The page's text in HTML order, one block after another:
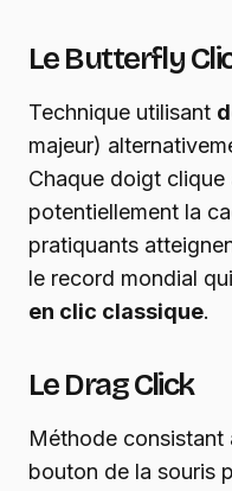
Le Butterfly
Technique utilisant
majeur)
Chaque doigt
potentiellement la
pratiquants
le record mondial
en clic classique.
Le Drag Click
Méthode consistant
bouton de la souris